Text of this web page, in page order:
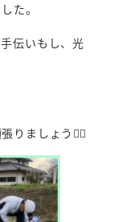
た。
伝いもし、光
りましょう🏳‍🌈